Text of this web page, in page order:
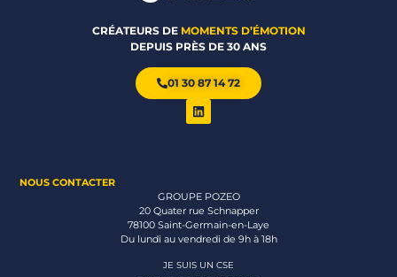
CRÉATEURS DE MOMENTS D’ÉMOTION
DEPUIS PRÈS DE 30 ANS
01 30 87 14 72
NOUS CONTACTER
GROUPE POZEO
20 Quater rue Schnapper
78100 Saint-Germain-en-Laye
Du lundi au vendredi de 9h à 18h
JE SUIS UN CSE